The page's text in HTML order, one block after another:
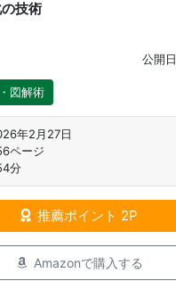
技術
公開日
図解術
年2月27日
ページ
分
推薦ポイント 2P
Amazonで購入する